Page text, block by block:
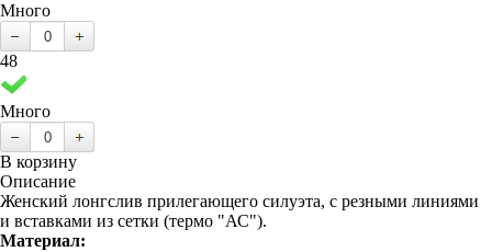
Много
48
Много
В корзину
Описание
Женский лонгслив прилегающего силуэта, с резными линиями
и вставками из сетки (термо "АС").
Материал: